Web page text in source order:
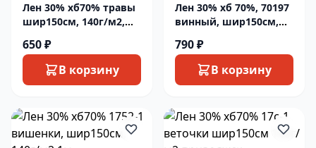
Лен 30% хб70% травы
шир150см, 140г/м2,
650 ₽
В корзину
Лен 30% хб 70%, 70197
винный, шир150см,
790 ₽
В корзину